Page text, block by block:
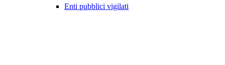
Enti pubblici vigilati